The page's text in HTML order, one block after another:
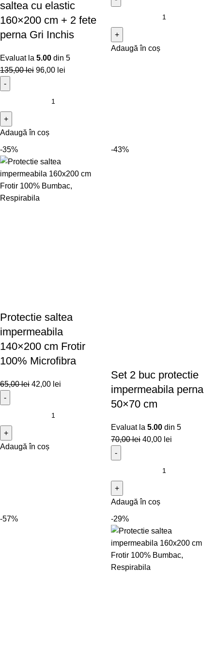
saltea cu elastic
160×200 cm + 2 fete
perna Gri Inchis
Evaluat la 5.00 din 5
135,00lei 96,00 lei
Adaugă în coș
Adaugă în coș
-35%
Protectie saltea
impermeabila
140×200 cm Frotir
100% Microfibra
65,00lei 42,00 lei
Adaugă în coș
-43%
Set 2 buc protectie
impermeabila perna
50×70 cm
Evaluat la 5.00 din 5
70,00lei 40,00 lei
Adaugă în coș
-57% -29%